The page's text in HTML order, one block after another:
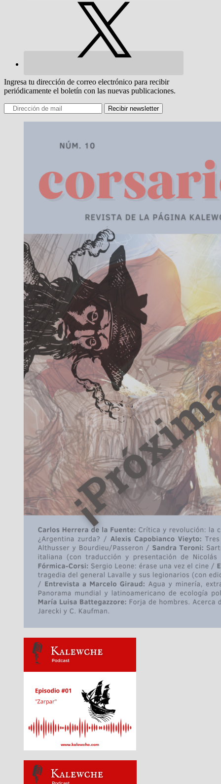
Ingresa tu dirección de correo electrónico para recibir
periódicamente el boletín con las nuevas publicaciones.
Recibir newsletter